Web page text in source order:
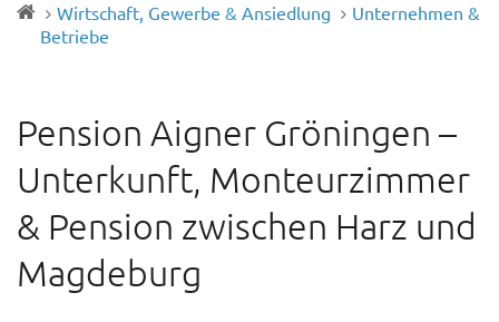
Wirtschaft, Gewerbe & Ansiedlung
Unternehmen &
Betriebe
Pension Aigner Gröningen –
Unterkunft, Monteurzimmer
& Pension zwischen Harz und
Magdeburg